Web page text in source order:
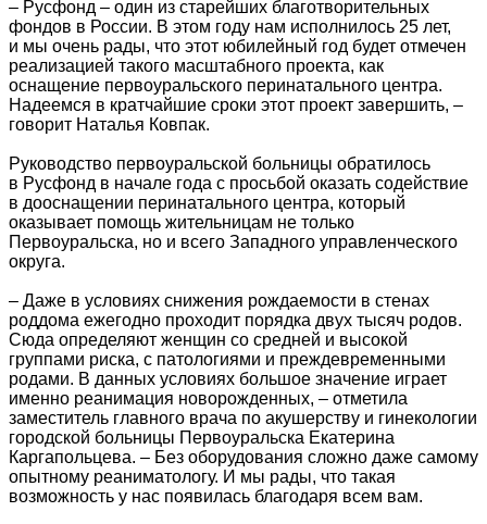
– Русфонд – один из старейших благотворительных
фондов в России. В этом году нам исполнилось 25 лет,
и мы очень рады, что этот юбилейный год будет отмечен
реализацией такого масштабного проекта, как
оснащение первоуральского перинатального центра.
Надеемся в кратчайшие сроки этот проект завершить, –
говорит Наталья Ковпак.
Руководство первоуральской больницы обратилось
в Русфонд в начале года с просьбой оказать содействие
в дооснащении перинатального центра, который
оказывает помощь жительницам не только
Первоуральска, но и всего Западного управленческого
округа.
– Даже в условиях снижения рождаемости в стенах
роддома ежегодно проходит порядка двух тысяч родов.
Сюда определяют женщин со средней и высокой
группами риска, с патологиями и преждевременными
родами. В данных условиях большое значение играет
именно реанимация новорожденных, – отметила
заместитель главного врача по акушерству и гинекологии
городской больницы Первоуральска Екатерина
Каргапольцева. – Без оборудования сложно даже самому
опытному реаниматологу. И мы рады, что такая
возможность у нас появилась благодаря всем вам.